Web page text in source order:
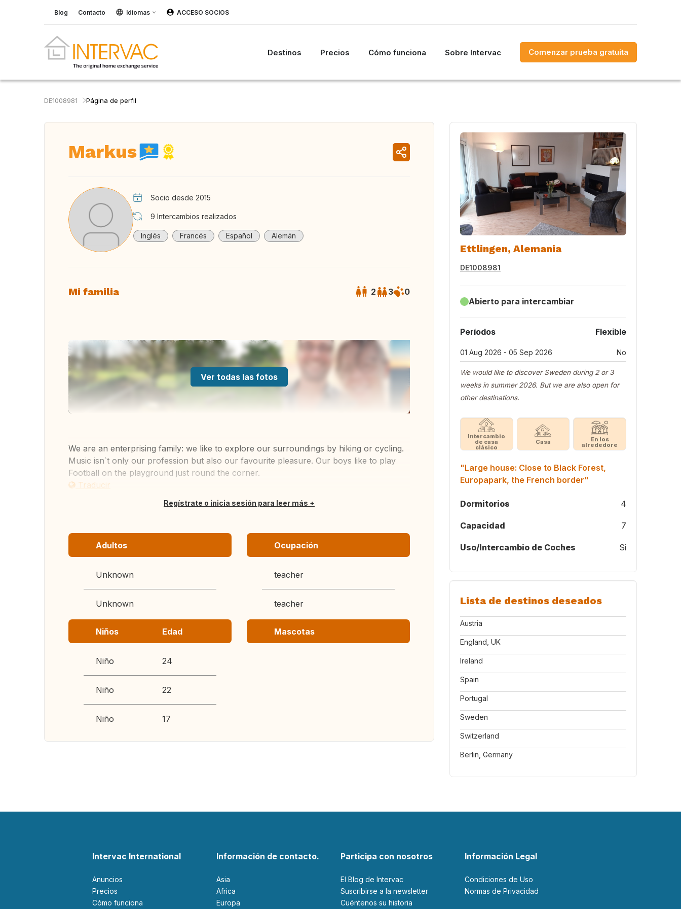
Blog Contacto Idiomas ACCESO SOCIOS
Destinos Precios Cómo funciona Sobre Intervac Comenzar prueba gratuita
DE1008981 Página de perfil
Markus
Socio desde 2015
9 Intercambios realizados
Inglés Francés Español Alemán
Mi familia 2 3 0
Ver todas las fotos
We are an enterprising family: we like to explore our surroundings by hiking or cycling.
Music isn`t only our profession but also our favourite pleasure. Our boys like to play
Football on the playground just round the corner.
Traducir
Regístrate o inicia sesión para leer más
Adultos
Unknown
Unknown
Ocupación
teacher
teacher
Niños Edad
Niño 24
Niño 22
Niño 17
Mascotas
Ettlingen, Alemania
DE1008981
Abierto para intercambiar
Períodos Flexible
01 Aug 2026 - 05 Sep 2026 No
We would like to discover Sweden during 2 or 3
weeks in summer 2026. But we are also open for
other destinations.
Intercambio
de casa
clásico
Casa En los
alrededore
"Large house: Close to Black Forest,
Europapark, the French border"
Dormitorios 4
Capacidad 7
Uso/Intercambio de Coches Si
Lista de destinos deseados
Austria
England, UK
Ireland
Spain
Portugal
Sweden
Switzerland
Berlin, Germany
Intervac International
Anuncios
Precios
Cómo funciona
Información de contacto.
Asia
Africa
Europa
Participa con nosotros
El Blog de Intervac
Suscribirse a la newsletter
Cuéntenos su historia
Información Legal
Condiciones de Uso
Normas de Privacidad